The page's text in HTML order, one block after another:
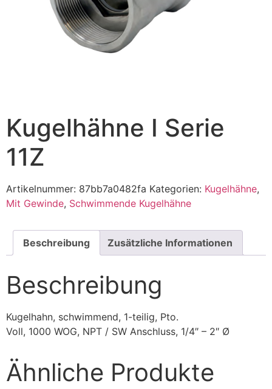
Kugelhähne I Serie
11Z
Artikelnummer: 87bb7a0482fa Kategorien: Kugelhähne,
Mit Gewinde, Schwimmende Kugelhähne
Beschreibung Zusätzliche Informationen
Beschreibung
Kugelhahn, schwimmend, 1-teilig, Pto.
Voll, 1000 WOG, NPT / SW Anschluss, 1/4″ – 2″ Ø
Ähnliche Produkte